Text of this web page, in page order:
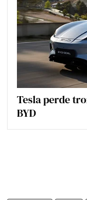
Tesla perde
BYD